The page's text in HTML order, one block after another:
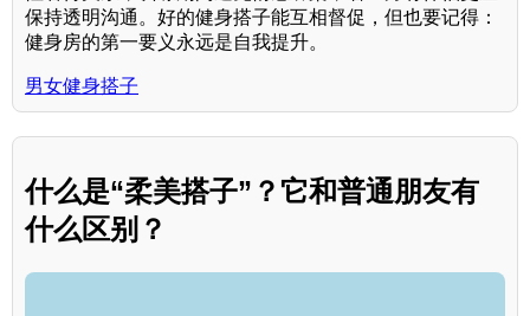
保持透明沟通。好的健身搭子能互相督促，但也要记得：
健身房的第一要义永远是自我提升。
男女健身搭子
什么是“柔美搭子”？它和普通朋友有
什么区别？